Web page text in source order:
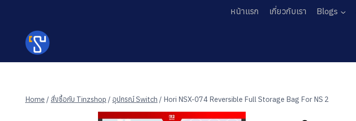
content
หน้าแรก เกี่ยวกับเรา Blogs
Home / สั่งซื้อกับ Tinzshop / อุปกรณ์ Switch / Hori NSX-074 Reversible Full Storage Bag For NS 2